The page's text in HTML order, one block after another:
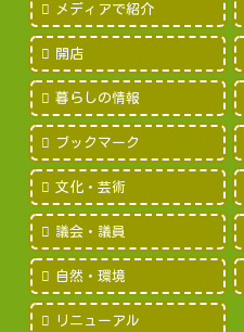
メディアで紹介
開店
暮らしの情報
ブックマーク
文化・芸術
議会・議員
自然・環境
リニューアル